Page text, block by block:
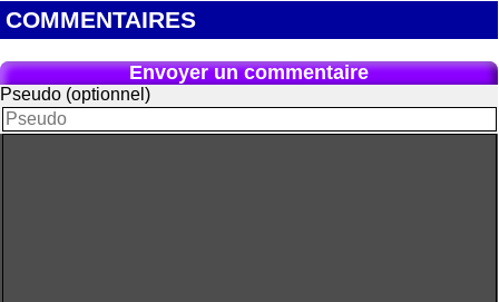
COMMENTAIRES
Envoyer un commentaire
Pseudo (optionnel)